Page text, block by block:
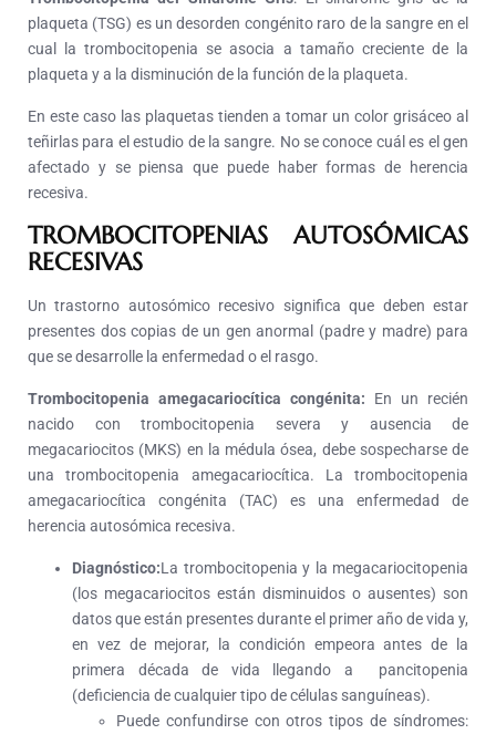
plaqueta (TSG) es un desorden congénito raro de la sangre en el
cual la trombocitopenia se asocia a tamaño creciente de la
plaqueta y a la disminución de la función de la plaqueta.
En este caso las plaquetas tienden a tomar un color grisáceo al
teñirlas para el estudio de la sangre. No se conoce cuál es el gen
afectado y se piensa que puede haber formas de herencia
recesiva.
TROMBOCITOPENIAS AUTOSÓMICAS
RECESIVAS
Un trastorno autosómico recesivo significa que deben estar
presentes dos copias de un gen anormal (padre y madre) para
que se desarrolle la enfermedad o el rasgo.
Trombocitopenia amegacariocítica congénita: En un recién
nacido con trombocitopenia severa y ausencia de
megacariocitos (MKS) en la médula ósea, debe sospecharse de
una trombocitopenia amegacariocítica. La trombocitopenia
amegacariocítica congénita (TAC) es una enfermedad de
herencia autosómica recesiva.
Diagnóstico:La trombocitopenia y la megacariocitopenia
(los megacariocitos están disminuidos o ausentes) son
datos que están presentes durante el primer año de vida y,
en vez de mejorar, la condición empeora antes de la
primera década de vida llegando a pancitopenia
(deficiencia de cualquier tipo de células sanguíneas).
Puede confundirse con otros tipos de síndromes: